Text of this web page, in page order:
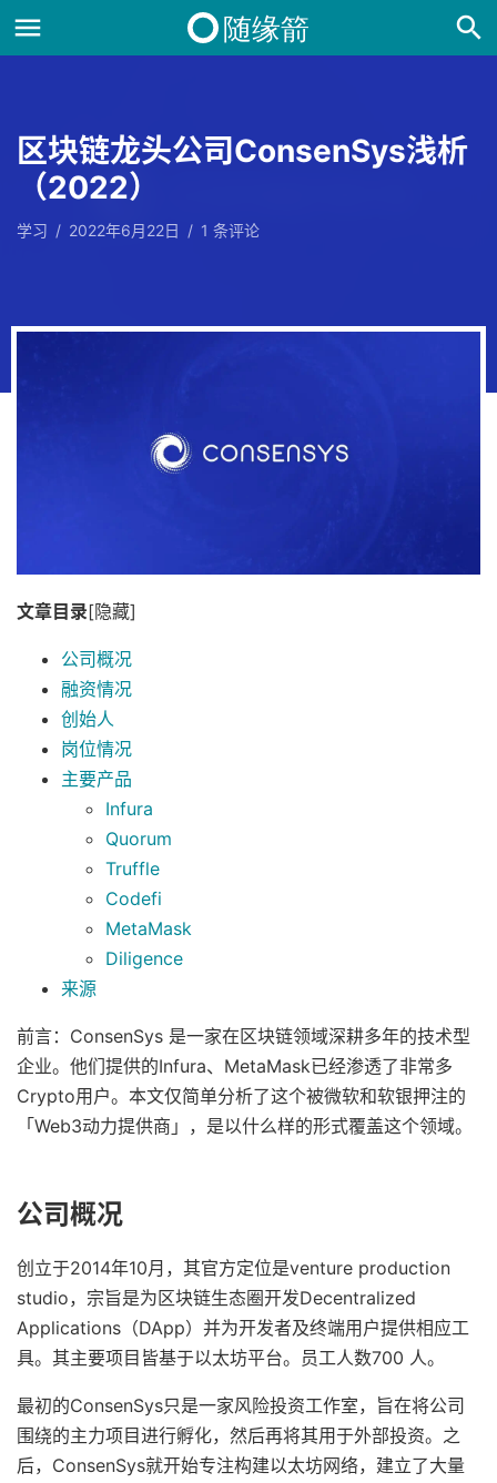
区块链龙头公司ConsenSys浅析
（2022）
学习 / 2022年6月22日 / 1 条评论
文章目录[隐藏]
公司概况
融资情况
创始人
岗位情况
主要产品
Infura
Quorum
Truffle
Codefi
MetaMask
Diligence
来源
前言：ConsenSys 是一家在区块链领域深耕多年的技术型
企业。他们提供的Infura、MetaMask已经渗透了非常多
Crypto用户。本文仅简单分析了这个被微软和软银押注的
「Web3动力提供商」，是以什么样的形式覆盖这个领域。
公司概况
创立于2014年10月，其官方定位是venture production
studio，宗旨是为区块链生态圈开发Decentralized
Applications（DApp）并为开发者及终端用户提供相应工
具。其主要项目皆基于以太坊平台。员工人数700 人。
最初的ConsenSys只是一家风险投资工作室，旨在将公司
围绕的主力项目进行孵化，然后再将其用于外部投资。之
后，ConsenSys就开始专注构建以太坊网络，建立了大量